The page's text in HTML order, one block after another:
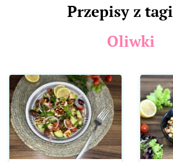
Przepisy z
Oliwki